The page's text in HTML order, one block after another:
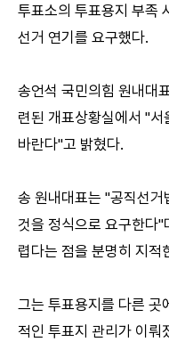
투표소의 투표용지 부족
선거 연기를 요구했다.
송언석 국민의힘 원내대
련된 개표상황실에서 "
바란다"고 밝혔다.
송 원내대표는 "공직선
것을 정식으로 요구한다"
렵다는 점을 분명히 지적
그는 투표용지를 다른 곳
적인 투표지 관리가 이뤄